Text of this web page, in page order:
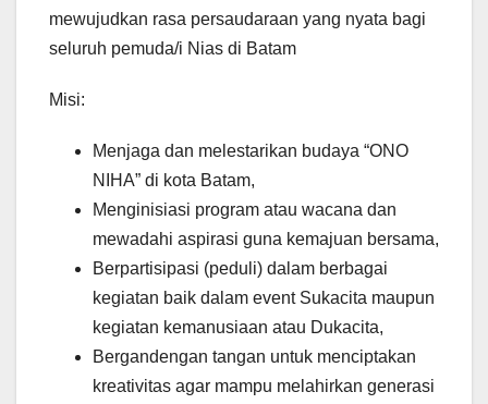
mewujudkan rasa persaudaraan yang nyata bagi
seluruh pemuda/i Nias di Batam
Misi:
Menjaga dan melestarikan budaya “ONO
NIHA” di kota Batam,
Menginisiasi program atau wacana dan
mewadahi aspirasi guna kemajuan bersama,
Berpartisipasi (peduli) dalam berbagai
kegiatan baik dalam event Sukacita maupun
kegiatan kemanusiaan atau Dukacita,
Bergandengan tangan untuk menciptakan
kreativitas agar mampu melahirkan generasi